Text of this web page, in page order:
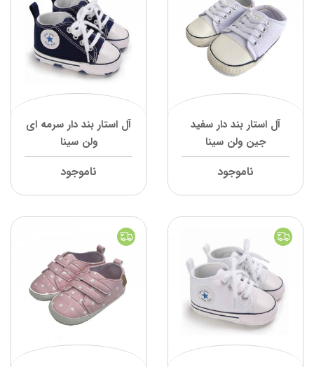
آل استار بند دار سفید
جین ولن سینا
ناموجود
آل استار بند دار سرمه ای
ولن سینا
ناموجود